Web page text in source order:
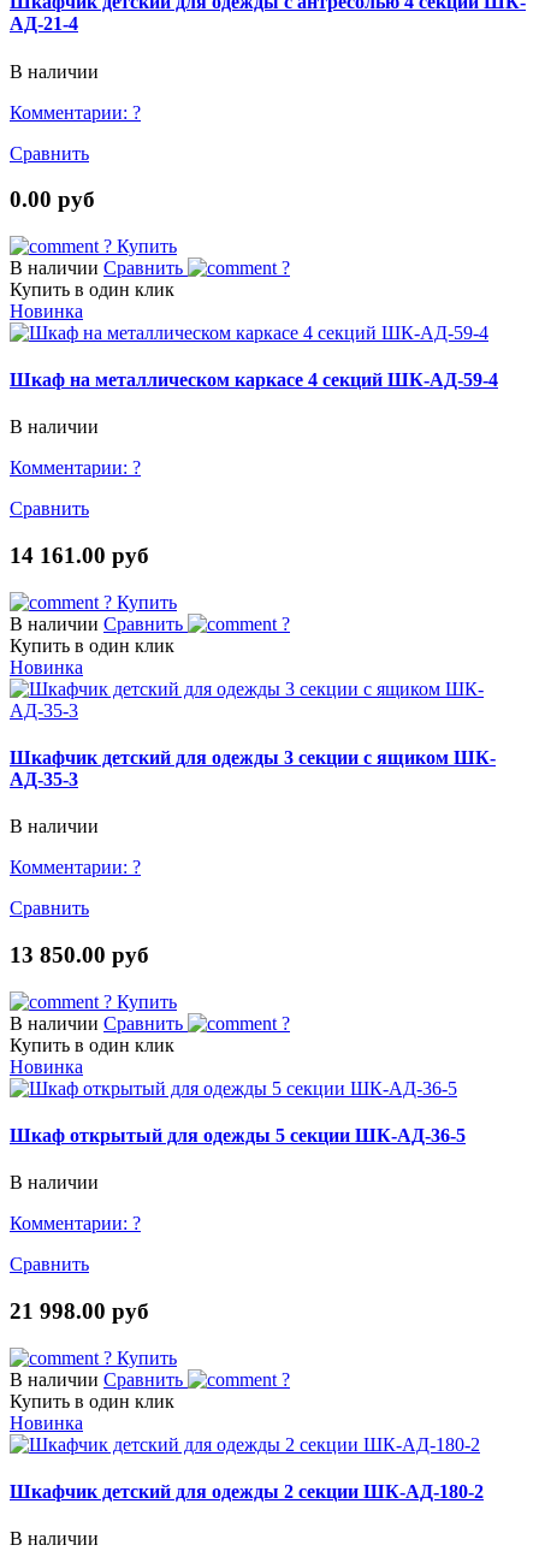
АД-21-4
В наличии
Комментарии: ?
Сравнить
0.00 руб
? Купить
В наличии Сравнить
?
Купить в один клик
Новинка
Шкаф на металлическом каркасе 4 секций ШК-АД-59-4
В наличии
Комментарии: ?
Сравнить
14 161.00 руб
? Купить
В наличии Сравнить
?
Купить в один клик
Новинка
Шкафчик детский для одежды 3 секции с ящиком ШК-
АД-35-3
В наличии
Комментарии: ?
Сравнить
13 850.00 руб
? Купить
В наличии Сравнить
?
Купить в один клик
Новинка
Шкаф открытый для одежды 5 секции ШК-АД-36-5
В наличии
Комментарии: ?
Сравнить
21 998.00 руб
? Купить
В наличии Сравнить
?
Купить в один клик
Новинка
Шкафчик детский для одежды 2 секции ШК-АД-180-2
В наличии